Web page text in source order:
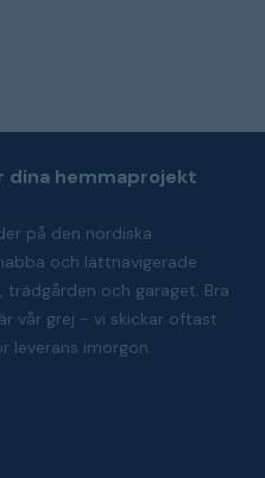
dina hemmaprojekt
på den nordiska
och lättnavigerade
och garaget. Bra
vår grej - vi skickar oftast
leverans imorgon.